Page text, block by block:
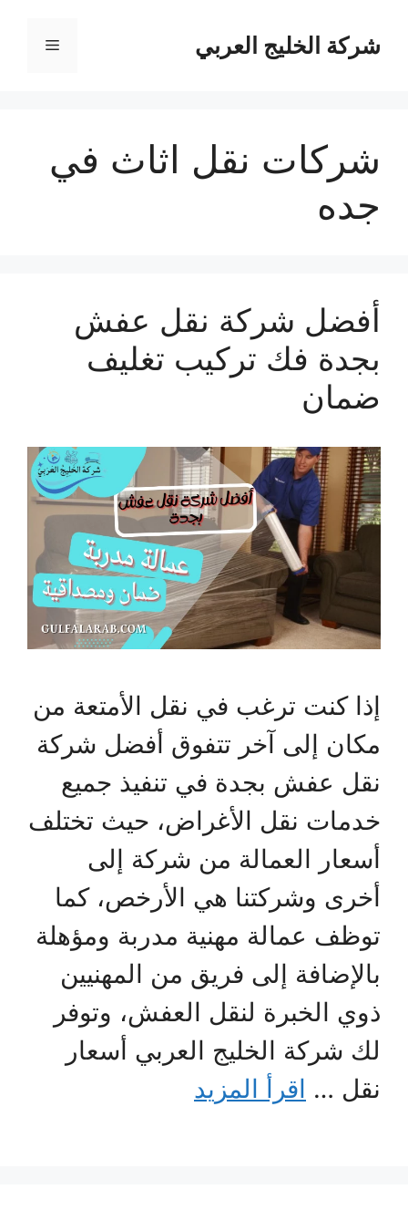
المحتوىشركة الخليج العربي القائمة
شركات نقل اثاث في
جده
أفضل شركة نقل عفش
بجدة فك تركيب تغليف
ضمان
إذا كنت ترغب في نقل الأمتعة من
مكان إلى آخر تتفوق أفضل شركة
نقل عفش بجدة في تنفيذ جميع
خدمات نقل الأغراض، حيث تختلف
أسعار العمالة من شركة إلى
أخرى وشركتنا هي الأرخص، كما
توظف عمالة مهنية مدربة ومؤهلة
بالإضافة إلى فريق من المهنيين
ذوي الخبرة لنقل العفش، وتوفر
لك شركة الخليج العربي أسعار
نقل … اقرأ المزيد